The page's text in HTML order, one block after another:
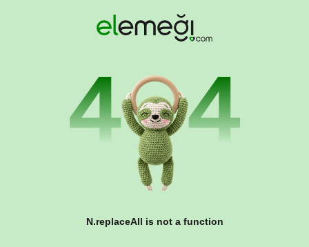
N.replaceAll is not a function